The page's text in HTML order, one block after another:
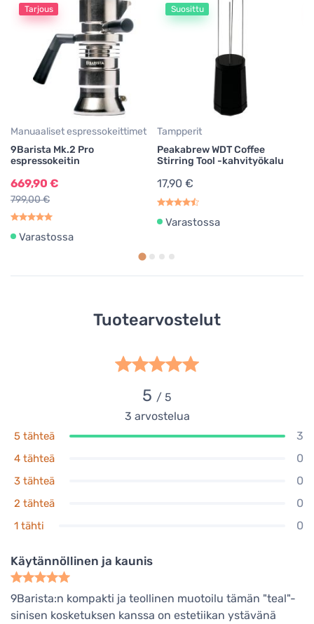
Tarjous
Manuaaliset espressokeittimet
9Barista Mk.2 Pro
espressokeitin
669,90 €
799,00 €
Varastossa
Suosittu
Tampperit
Peakabrew WDT Coffee
Stirring Tool -kahvityökalu
17,90 €
Varastossa
Tuotearvostelut
5 / 5
3 arvostelua
5 tähteä 3
4 tähteä 0
3 tähteä 0
2 tähteä 0
1 tähti 0
Käytännöllinen ja kaunis
9Barista:n kompakti ja teollinen muotoilu tämän "teal"-
sinisen kosketuksen kanssa on estetiikan ystävänä